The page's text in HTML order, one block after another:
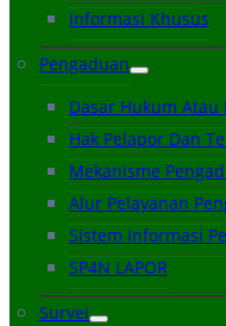
Informasi Khusus
Pengaduan
Dasar Hukum Atau
Hak Pelapor Dan
Mekanisme
Alur Pelayanan
Sistem Informasi
SP4N LAPOR
Survei